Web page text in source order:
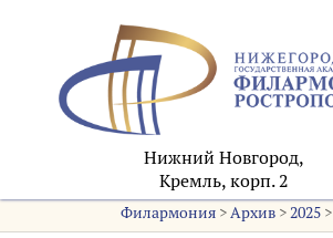
Нижний Новгород,
Кремль, корп. 2
Филармония>Архив>2025>